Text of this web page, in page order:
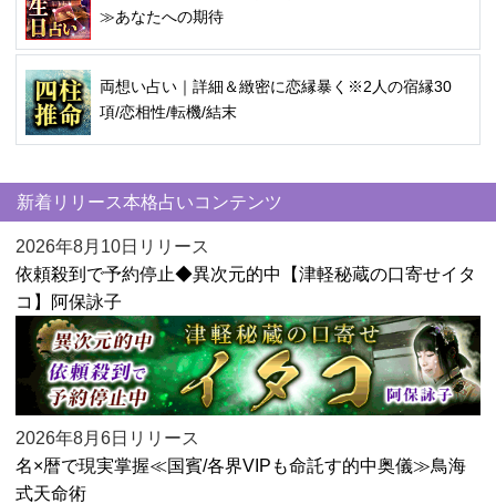
≫あなたへの期待
両想い占い｜詳細＆緻密に恋縁暴く※2人の宿縁30
項/恋相性/転機/結末
新着リリース本格占いコンテンツ
2026年8月10日リリース
依頼殺到で予約停止◆異次元的中【津軽秘蔵の口寄せイタ
コ】阿保詠子
2026年8月6日リリース
名×暦で現実掌握≪国賓/各界VIPも命託す的中奥儀≫鳥海
式天命術